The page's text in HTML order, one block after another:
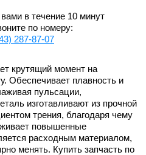
в течение 10 минут
по номеру:
287-87-07
крутящий момент на
Обеспечивает плавность и
пульсации,
изготавливают из прочной
трения, благодаря чему
повышенные
расходным материалом,
менять. Купить запчасть по